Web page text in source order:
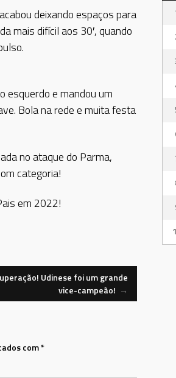
deixando espaços para
mais difícil aos 30′, quando
esquerdo e mandou um
Bola na rede e muita festa
no ataque do Parma,
categoria!
em 2022!
Udinese foi um grande
vice-campeão! →
com*